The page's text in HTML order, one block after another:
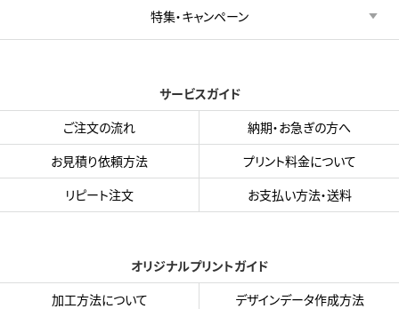
特集・キャンペーン
サービスガイド
ご注文の流れ
納期・お急ぎの方へ
お見積り依頼方法
プリント料金について
リピート注文
お支払い方法・送料
オリジナルプリントガイド
加工方法について
デザインデータ作成方法